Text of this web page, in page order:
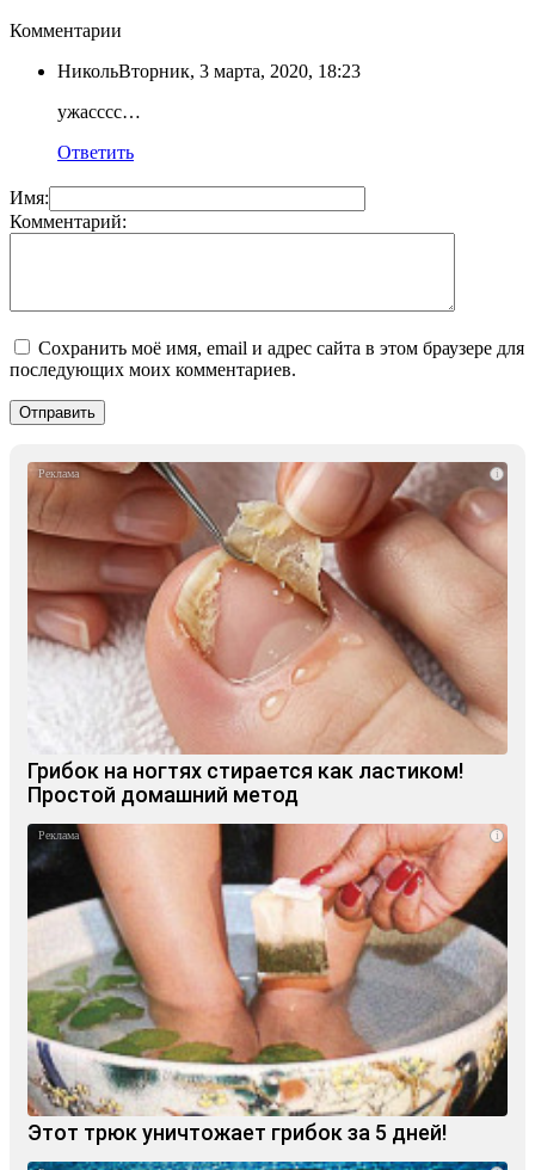
Комментарии
НикольВторник, 3 марта, 2020, 18:23
ужасссс…
Ответить
Имя:
Комментарий:
Сохранить моё имя, email и адрес сайта в этом браузере для
последующих моих комментариев.
i
Грибок на ногтях стирается как ластиком!
Простой домашний метод
i
Этот трюк уничтожает грибок за 5 дней!